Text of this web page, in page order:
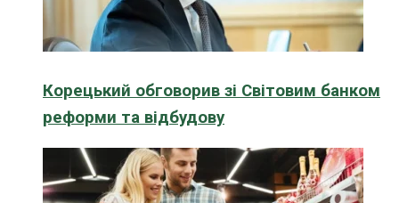
Корецький обговорив зі Світовим банком
реформи та відбудову